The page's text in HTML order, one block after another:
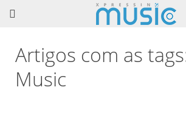
Artigos com as
Music